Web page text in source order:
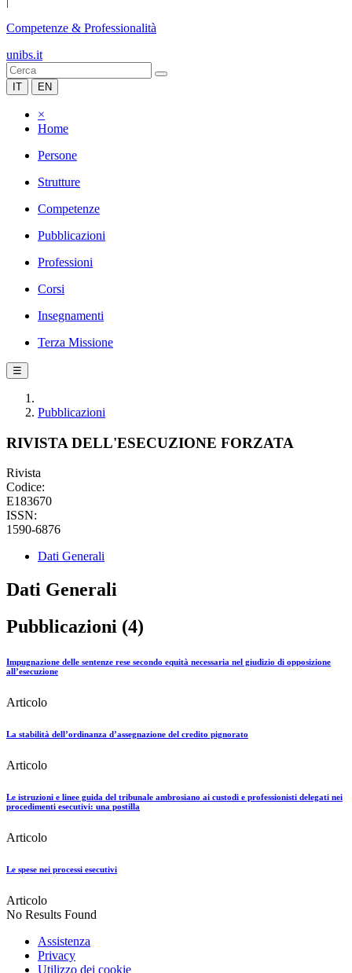
Competenze & Professionalità
unibs.it
IT EN
×
Home
Persone
Strutture
Competenze
Pubblicazioni
Professioni
Corsi
Insegnamenti
Terza Missione
☰
Pubblicazioni
RIVISTA DELL'ESECUZIONE FORZATA
Rivista
Codice:
E183670
ISSN:
1590-6876
Dati Generali
Dati Generali
Pubblicazioni (4)
Impugnazione delle sentenze rese secondo equità necessaria nel giudizio di opposizione
all’esecuzione
Articolo
La stabilità dell’ordinanza d’assegnazione del credito pignorato
Articolo
Le istruzioni e linee guida del tribunale ambrosiano ai custodi e professionisti delegati nei
procedimenti esecutivi: una postilla
Articolo
Le spese nei processi esecutivi
Articolo
No Results Found
Assistenza
Privacy
Utilizzo dei cookie